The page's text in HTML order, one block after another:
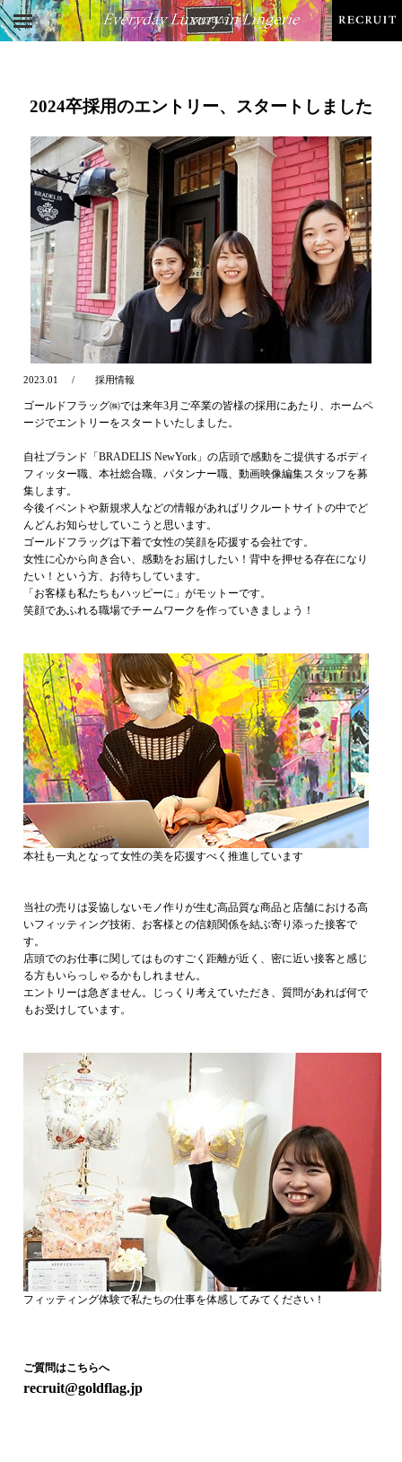
2024卒採用のエントリー、スタートしました
2023.01 採用情報
ゴールドフラッグ㈱では来年3月ご卒業の皆様の採用にあたり、ホームペ
ージでエントリーをスタートいたしました。
自社ブランド「BRADELIS NewYork」の店頭で感動をご提供するボディ
フィッター職、本社総合職、パタンナー職、動画映像編集スタッフを募
集します。
今後イベントや新規求人などの情報があればリクルートサイトの中でど
んどんお知らせしていこうと思います。
ゴールドフラッグは下着で女性の笑顔を応援する会社です。
女性に心から向き合い、感動をお届けしたい！背中を押せる存在になり
たい！という方、お待ちしています。
「お客様も私たちもハッピーに」がモットーです。
笑顔であふれる職場でチームワークを作っていきましょう！
本社も一丸となって女性の美を応援すべく推進しています
当社の売りは妥協しないモノ作りが生む高品質な商品と店舗における高
いフィッティング技術、お客様との信頼関係を結ぶ寄り添った接客で
す。
店頭でのお仕事に関してはものすごく距離が近く、密に近い接客と感じ
る方もいらっしゃるかもしれません。
エントリーは急ぎません。じっくり考えていただき、質問があれば何で
もお受けしています。
フィッティング体験で私たちの仕事を体感してみてください！
ご質問はこちらへ
recruit@goldflag.jp